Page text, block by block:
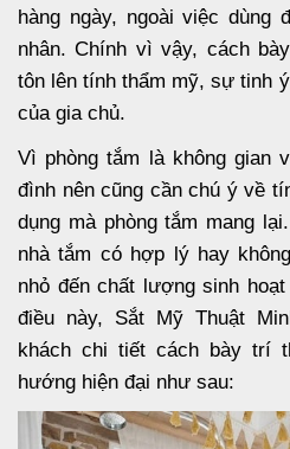
hàng ngày, ngoài việc dùng
nhân. Chính vì vậy, cách
tôn lên tính thẩm mỹ, sự tinh
của gia chủ.
Vì phòng tắm là không gian
đình nên cũng cần chú ý về
dụng mà phòng tắm mang
nhà tắm có hợp lý hay
nhỏ đến chất lượng sinh
điều này, Sắt Mỹ Thuật
khách chi tiết cách bày trí
hướng hiện đại như sau: